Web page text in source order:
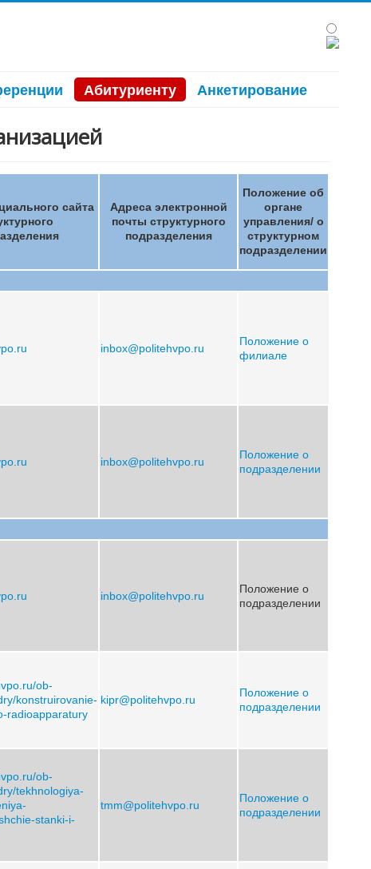
Абитуриенту Анкетирование
сайта
Адреса электронной
почты структурного
подразделения
Положение об
органе
управления/ о
структурном
подразделении
inbox@politehvpo.ru
Положение о
филиале
inbox@politehvpo.ru
Положение о
подразделении
inbox@politehvpo.ru
Положение о
подразделении
ob-
konstruirovanie-
radioapparatury
kipr@politehvpo.ru
Положение о
подразделении
ob-
tekhnologiya-
stanki-i-
tmm@politehvpo.ru
Положение о
подразделении